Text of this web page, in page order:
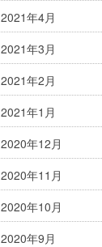
2021年4月
2021年3月
2021年2月
2021年1月
2020年12月
2020年11月
2020年10月
2020年9月